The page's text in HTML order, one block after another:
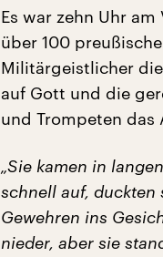
Es war zehn Uhr
über 100
Militärgeistlicher
auf Gott und die
und Trompeten das
„Sie kamen in
schnell auf, duckten
Gewehren ins
nieder, aber sie